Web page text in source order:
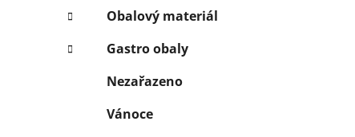
Obalový materiál
Gastro obaly
Nezařazeno
Vánoce